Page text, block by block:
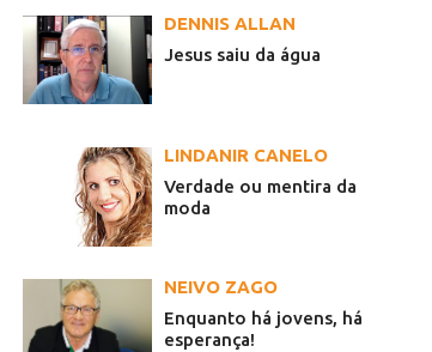
DENNIS ALLAN
Jesus saiu da água
LINDANIR CANELO
Verdade ou mentira da
moda
NEIVO ZAGO
Enquanto há jovens, há
esperança!